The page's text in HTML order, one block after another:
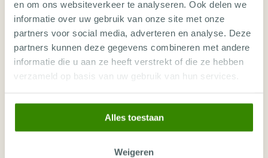
en om ons websiteverkeer te analyseren. Ook delen we
informatie over uw gebruik van onze site met onze
partners voor social media, adverteren en analyse. Deze
partners kunnen deze gegevens combineren met andere
informatie die u aan ze heeft verstrekt of die ze hebben
verzameld op basis van uw gebruik van hun services.
Alles toestaan
Weigeren
Vind hier de veelgestelde vragen over
een duikvakantie in Christmas Island.
Staat jouw vraag er niet tussen? Onze
PERSOONLIJK ADVIES